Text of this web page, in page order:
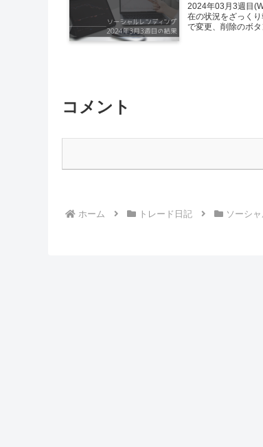
2024年03月3週目
在の状況をざっく
で変更、削除のボ
コメント
ホーム トレード日記 ソーシ